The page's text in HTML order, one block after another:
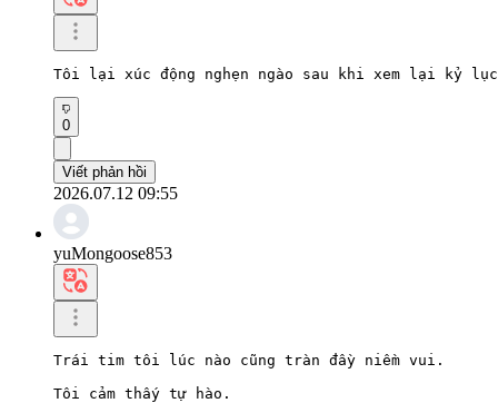
Tôi lại xúc động nghẹn ngào sau khi xem lại kỷ
0
Viết phản hồi
2026.07.12 09:55
yuMongoose853
Trái tim tôi lúc nào cũng tràn đầy niềm vui.
Tôi cảm thấy tự hào.